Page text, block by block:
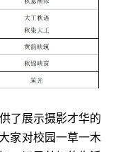
了展示摄影才华的
家对校园一草一木